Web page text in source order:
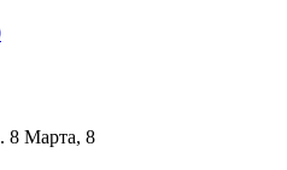
Марта, 8